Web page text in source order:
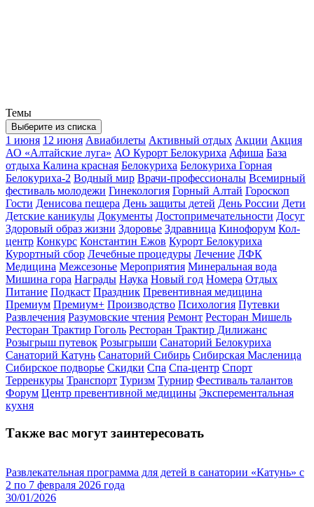
Темы
Выберите из списка
1 июня 12 июня Авиабилеты Активный отдых Акции Акция
АО «Алтайские луга» АО Курорт Белокуриха Афиша База
отдыха Калина красная Белокуриха Белокуриха Горная
Белокуриха-2 Водный мир Врачи-профессионалы Всемирный
фестиваль молодежи Гинекология Горный Алтай Гороскоп
Гости Денисова пещера День защиты детей День России Дети
Детские каникулы Документы Достопримечательности Досуг
Здоровый образ жизни Здоровье Здравница Кинофорум Кол-
центр Конкурс Константин Ежов Курорт Белокуриха
Курортный сбор Лечебные процедуры Лечение ЛФК
Медицина Межсезонье Мероприятия Минеральная вода
Мишина гора Награды Наука Новый год Номера Отдых
Питание Подкаст Праздник Превентивная медицина
Премиум Премиум+ Производство Психология Путевки
Развлечения Разумовские чтения Ремонт Ресторан Мишель
Ресторан Трактир Гоголь Ресторан Трактир Дилижанс
Розыгрыш путевок Розыгрыши Санаторий Белокуриха
Санаторий Катунь Санаторий Сибирь Сибирская Масленица
Сибирское подворье Скидки Спа Спа-центр Спорт
Терренкуры Транспорт Туризм Турнир Фестиваль талантов
Форум Центр превентивной медицины Эксперементальная
кухня
Также вас могут заинтересовать
Развлекательная программа для детей в санатории «Катунь» с
2 по 7 февраля 2026 года
30/01/2026